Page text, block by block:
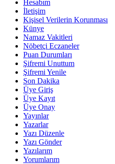
Hesabım
İletişim
Kişisel Verilerin Korunması
Künye
Namaz Vakitleri
Nöbetçi Eczaneler
Puan Durumları
Şifremi Unuttum
Şifremi Yenile
Son Dakika
Üye Giriş
Üye Kayıt
Üye Onay
Yayınlar
Yazarlar
Yazı Düzenle
Yazı Gönder
Yazılarım
Yorumlarım